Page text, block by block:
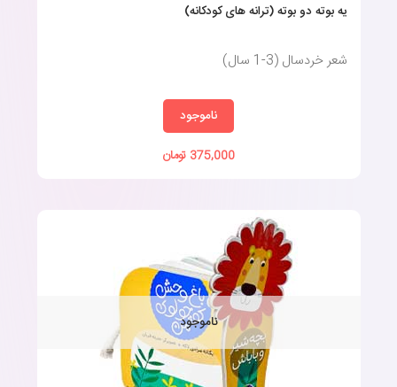
یه بوته دو بوته (ترانه های کودکانه)
شعر خردسال (3-1 سال)
ناموجود
375,000 تومان
ناموجود